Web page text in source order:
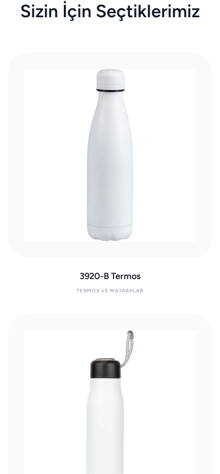
Sizin İçin Seçtiklerimiz
3920-B Termos
TERMOS VE MATARALAR